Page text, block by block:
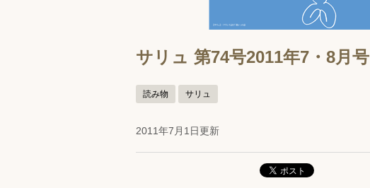
サリュ 第74号2011年7・8月号
読み物 サリュ
2011年7月1日更新